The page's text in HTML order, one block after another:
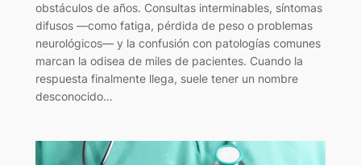
obstáculos de años. Consultas interminables, síntomas
difusos —como fatiga, pérdida de peso o problemas
neurológicos— y la confusión con patologías comunes
marcan la odisea de miles de pacientes. Cuando la
respuesta finalmente llega, suele tener un nombre
desconocido…